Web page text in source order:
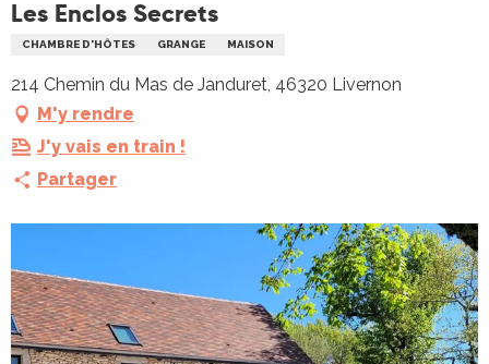
Les Enclos Secrets
CHAMBRE D'HÔTES GRANGE MAISON
214 Chemin du Mas de Janduret, 46320 Livernon
M'y rendre
J'y vais en train !
Partager